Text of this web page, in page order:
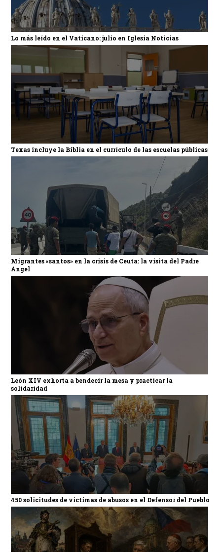
Lo más leído en el Vaticano: julio en Iglesia Noticias
Texas incluye la Biblia en el currículo de las escuelas públicas
Migrantes «santos» en la crisis de Ceuta: la visita del Padre
Ángel
León XIV exhorta a bendecir la mesa y practicar la
solidaridad
450 solicitudes de víctimas de abusos en el Defensor del Pueblo